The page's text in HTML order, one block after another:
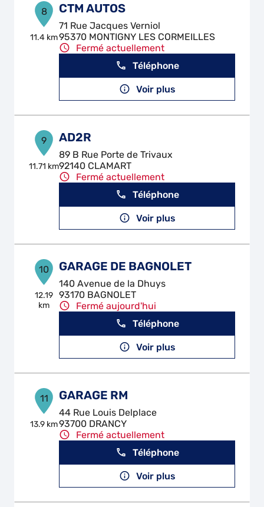
8
11.4 km
CTM AUTOS
71 Rue Jacques Verniol
95370 MONTIGNY LES CORMEILLES
Fermé actuellement
Téléphone
Voir plus
9
11.71 km
AD2R
89 B Rue Porte de Trivaux
92140 CLAMART
Fermé actuellement
Téléphone
Voir plus
10
12.19
km
GARAGE DE BAGNOLET
140 Avenue de la Dhuys
93170 BAGNOLET
Fermé aujourd'hui
Téléphone
Voir plus
11
13.9 km
GARAGE RM
44 Rue Louis Delplace
93700 DRANCY
Fermé actuellement
Téléphone
Voir plus